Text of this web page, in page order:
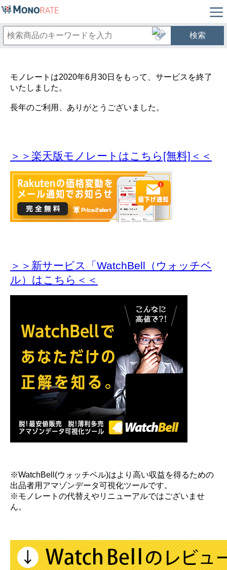
検索
モノレートは2020年6月30日をもって、サービスを終了
いたしました。
長年のご利用、ありがとうございました。
＞＞楽天版モノレートはこちら[無料]＜＜
＞＞新サービス「WatchBell（ウォッチベ
ル）はこちら＜＜
※WatchBell(ウォッチベル)はより高い収益を得るための
出品者用アマゾンデータ可視化ツールです。
※モノレートの代替えやリニューアルではございませ
ん。